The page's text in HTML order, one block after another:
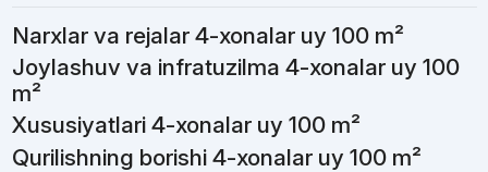
Narxlar va rejalar 4-xonalar uy 100 m²
Joylashuv va infratuzilma 4-xonalar uy 100
m²
Xususiyatlari 4-xonalar uy 100 m²
Qurilishning borishi 4-xonalar uy 100 m²